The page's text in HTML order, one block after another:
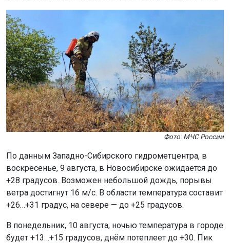
Фото: МЧС России
По данным Западно-Сибирского гидрометцентра, в
воскресенье, 9 августа, в Новосибирске ожидается до
+28 градусов. Возможен небольшой дождь, порывы
ветра достигнут 16 м/с. В области температура составит
+26…+31 градус, на севере — до +25 градусов.
В понедельник, 10 августа, ночью температура в городе
будет +13…+15 градусов, днём потеплеет до +30. Пик